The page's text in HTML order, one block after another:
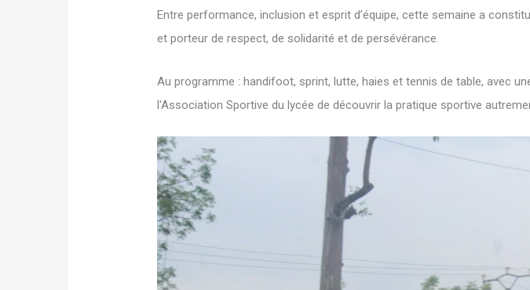
Entre performance, inclusion et esprit d’équipe, cette semaine a
et porteur de respect, de solidarité et de persévérance.
Au programme : handifoot, sprint, lutte, haies et tennis de table, avec
l'Association Sportive du lycée de découvrir la pratique sportive